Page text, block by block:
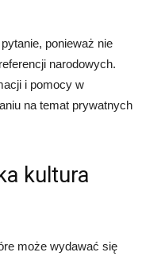
ponieważ nie
narodowych.
i pomocy w
na temat prywatnych
kultura
może wydawać się